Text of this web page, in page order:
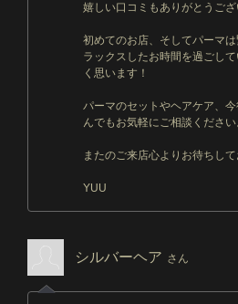
嬉しい口コミもありがとうござ
初めてのお店、そしてパーマ
ラックスしたお時間を過ごし
く思います！
パーマのセットやヘアケア、
んでもお気軽にご相談ください
またのご来店心よりお待ちして
YUU
シルバーヘア さん